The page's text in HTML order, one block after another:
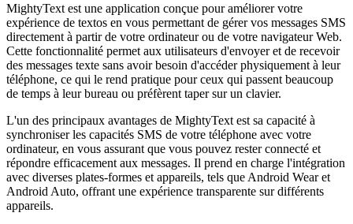
MightyText est une application conçue pour améliorer votre
expérience de textos en vous permettant de gérer vos messages SMS
directement à partir de votre ordinateur ou de votre navigateur Web.
Cette fonctionnalité permet aux utilisateurs d'envoyer et de recevoir
des messages texte sans avoir besoin d'accéder physiquement à leur
téléphone, ce qui le rend pratique pour ceux qui passent beaucoup
de temps à leur bureau ou préfèrent taper sur un clavier.
L'un des principaux avantages de MightyText est sa capacité à
synchroniser les capacités SMS de votre téléphone avec votre
ordinateur, en vous assurant que vous pouvez rester connecté et
répondre efficacement aux messages. Il prend en charge l'intégration
avec diverses plates-formes et appareils, tels que Android Wear et
Android Auto, offrant une expérience transparente sur différents
appareils.